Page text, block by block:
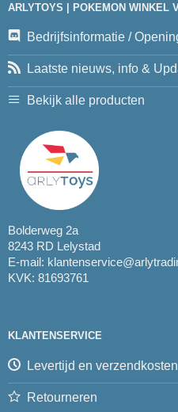
ARLYTOYS | POKEMON WINKEL
Bedrijfsinformatie /
Laatste nieuws, info &
Bekijk alle producten
Bolderweg 2a
8243 RD Lelystad
E-mail:
KVK: 81693761
KLANTENSERVICE
Levertijd en verzendkosten
Retourneren